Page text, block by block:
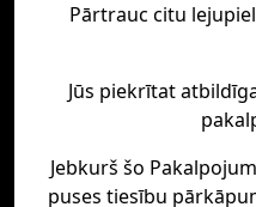
Pārtrauc citu
Jūs piekrītat
Jebkurš šo
puses tiesību